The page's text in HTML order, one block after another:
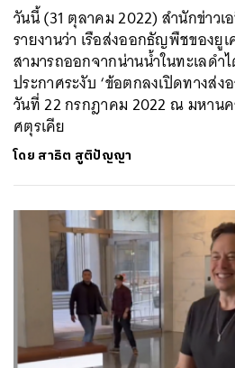
วันนี้ (31 ตุลาคม 2022) สำนักข่าวเ
รายงานว่า เรือส่งออกธัญพืชของยูเ
สามารถออกจากน่านน้ำในทะเลดำ
ประกาศระงับ ‘ข้อตกลงเปิดทางส่
วันที่ 22 กรกฎาคม 2022 ณ มหาน
ศตุรเคีย
โดย สาธิต สูติปัญญา